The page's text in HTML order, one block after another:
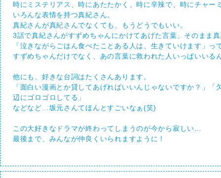
時にミステリアス、時にあたたかく、時に辛辣で、時にチャー
いろんな表情を持つ真紀さん。
真紀さんが真紀さんでなくても、もうどうでもいい。
3話で真紀さんがすずめちゃんにかけてあげた言葉、そのまま
「泣きながらごはん食べたことある人は、生きていけます」っ
すずめちゃんだけでなく、あの言葉に救われた人いっぱいいる
他にも、好きな台詞はたくさんあります。
「面白い漫画とか貸してあげればいいんじゃないですか？」
辺にゴロゴロしてる」
などなど…坂元さんてほんとすごいなぁ(笑)
この大好きなドラマが終わってしまうのが今から寂しい…
最後まで、みんなが仲良くいられますように！